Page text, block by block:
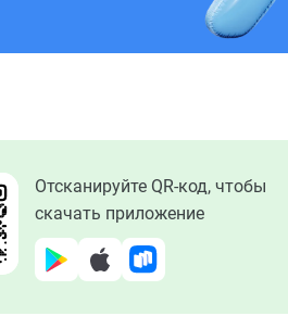
Отсканируйте QR-код, чтобы
скачать приложение